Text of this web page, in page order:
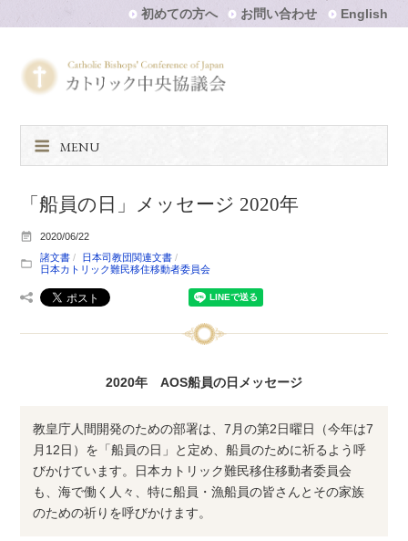
初めての方へ お問い合わせ English
MENU
「船員の日」メッセージ 2020年
2020/06/22
諸文書
日本司教団関連文書
日本カトリック難民移住移動者委員会
2020年 AOS船員の日メッセージ
教皇庁人間開発のための部署は、7月の第2日曜日（今年は7
月12日）を「船員の日」と定め、船員のために祈るよう呼
びかけています。日本カトリック難民移住移動者委員会
も、海で働く人々、特に船員・漁船員の皆さんとその家族
のための祈りを呼びかけます。